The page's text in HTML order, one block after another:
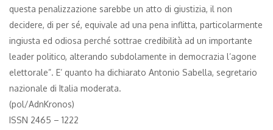
questa penalizzazione sarebbe un atto di giustizia, il non
decidere, di per sé, equivale ad una pena inflitta, particolarmente
ingiusta ed odiosa perché sottrae credibilità ad un importante
leader politico, alterando subdolamente in democrazia l’agone
elettorale”. E’ quanto ha dichiarato Antonio Sabella, segretario
nazionale di Italia moderata.
(pol/AdnKronos)
ISSN 2465 – 1222